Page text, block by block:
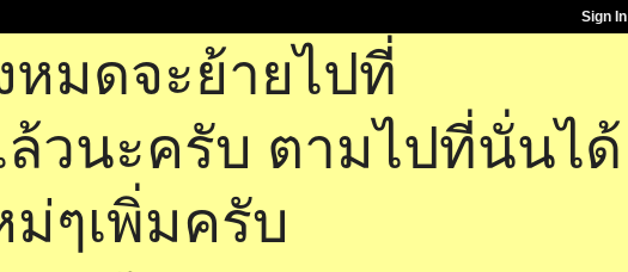
Sign In
หมดจะย้ายไปที่
วนะครับ ตามไปที่นั่นได้
ๆเพิ่มครับ